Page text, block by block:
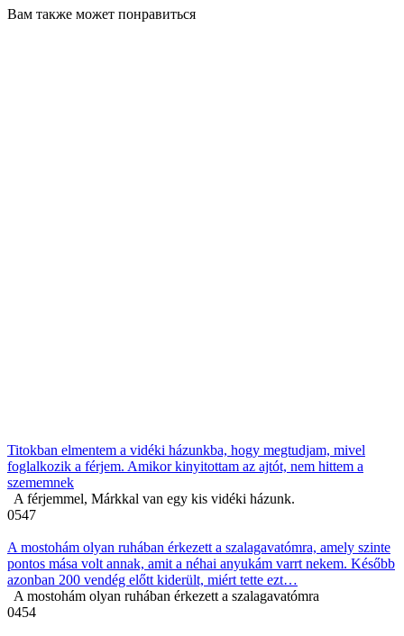
Вам также может понравиться
Titokban elmentem a vidéki házunkba, hogy megtudjam, mivel
foglalkozik a férjem. Amikor kinyitottam az ajtót, nem hittem a
szememnek
A férjemmel, Márkkal van egy kis vidéki házunk.
0547
A mostohám olyan ruhában érkezett a szalagavatómra, amely szinte
pontos mása volt annak, amit a néhai anyukám varrt nekem. Később
azonban 200 vendég előtt kiderült, miért tette ezt…
A mostohám olyan ruhában érkezett a szalagavatómra
0454